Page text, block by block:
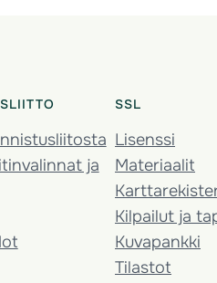
ja
SSL
Lisenssi
Materiaalit
Kilpailut ja
Kuvapankki
Tilastot